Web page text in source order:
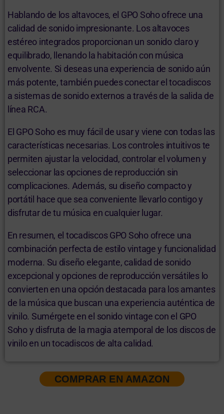
Hablando de los altavoces, el GPO Soho ofrece una
calidad de sonido impresionante. Los altavoces
estéreo integrados proporcionan un sonido claro y
equilibrado, llenando la habitación con música
envolvente. Si deseas una experiencia de sonido aún
más potente, también puedes conectar el tocadiscos
a sistemas de sonido externos a través de la salida de
línea RCA.
El GPO Soho es muy fácil de usar y viene con todas las
características necesarias. Los controles intuitivos te
permiten ajustar la velocidad, controlar el volumen y
seleccionar las opciones de reproducción sin
complicaciones. Además, su diseño compacto y
portátil hace que sea conveniente llevarlo contigo y
disfrutar de tu música en cualquier lugar.
En resumen, el tocadiscos GPO Soho ofrece una
combinación perfecta de estilo vintage y funcionalidad
moderna. Su diseño elegante, calidad de sonido
excepcional y opciones de reproducción versátiles lo
convierten en una opción destacada para los amantes
de la música que buscan una experiencia auténtica de
vinilo. Sumérgete en el sonido vintage con el GPO
Soho y disfruta de la magia atemporal de los discos de
vinilo en un tocadiscos de alta calidad.
COMPRAR EN AMAZON